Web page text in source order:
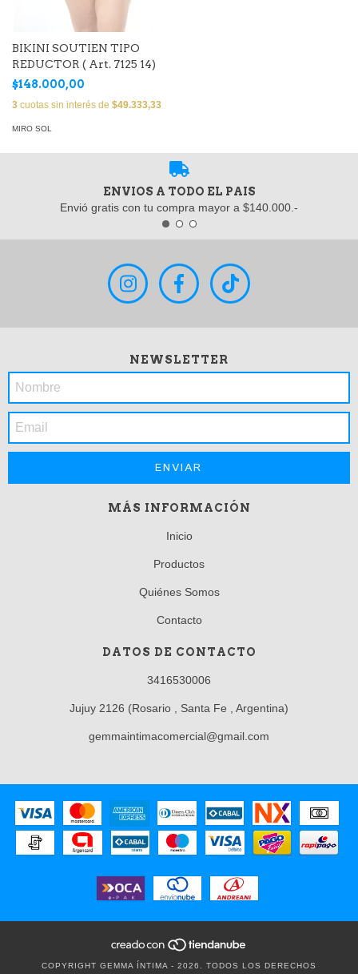
BIKINI SOUTIEN TIPO
REDUCTOR ( Art. 7125 14)
$148.000,00
3 cuotas sin interés de $49.333,33
MIRO SOL
ENVIOS A TODO EL PAIS
Envió gratis con tu compra mayor a $140.000.-
NEWSLETTER
MÁS INFORMACIÓN
Inicio
Productos
Quiénes Somos
Contacto
DATOS DE CONTACTO
3416530006
Jujuy 2126 (Rosario , Santa Fe , Argentina)
gemmaintimacomercial@gmail.com
COPYRIGHT GEMMA ÍNTIMA - 2026. TODOS LOS DERECHOS